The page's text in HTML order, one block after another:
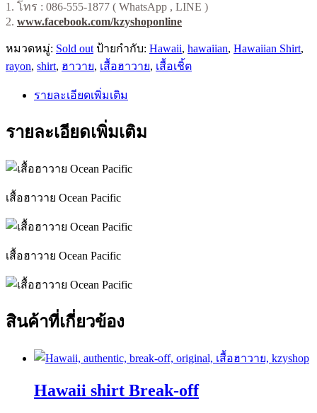
1. โทร : 086-555-1877 ( WhatsApp , LINE )
2. www.facebook.com/kzyshoponline
หมวดหมู่: Sold out ป้ายกำกับ: Hawaii, hawaiian, Hawaiian Shirt,
rayon, shirt, ฮาวาย, เสื้อฮาวาย, เสื้อเชิ้ต
รายละเอียดเพิ่มเติม
รายละเอียดเพิ่มเติม
เสื้อฮาวาย Ocean Pacific
เสื้อฮาวาย Ocean Pacific
สินค้าที่เกี่ยวข้อง
Hawaii shirt Break-off